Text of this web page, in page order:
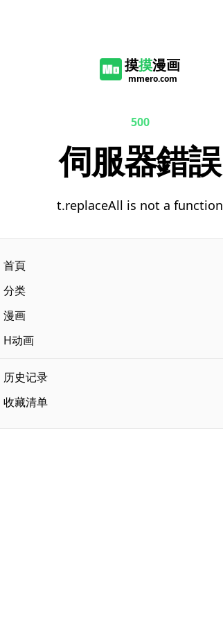
摸摸漫画
mmero.com
500
伺服器錯誤
t.replaceAll is not a function
首頁
分类
漫画
H动画
历史记录
收藏清单